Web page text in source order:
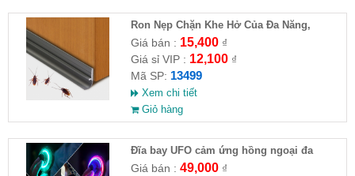
Ron Nẹp Chặn Khe Hở Của Đa Năng,
Chống Côn Trùng( HĐ )
Giá bán : 15,400₫
Giá sỉ VIP : 12,100₫
Mã SP: 13499
Xem chi tiết
Giỏ hàng
Đĩa bay UFO cảm ứng hồng ngoại đa
chiều tự động bay về
Giá bán : 49,000₫